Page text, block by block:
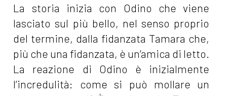
La storia inizia con Odino che viene
lasciato sul più bello, nel senso proprio
del termine, dalla fidanzata Tamara che,
più che una fidanzata, è un’amica di letto.
La reazione di Odino è inizialmente
l’incredulità: come si può mollare un